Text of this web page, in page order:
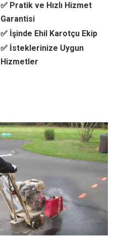
✅ Pratik ve Hızlı Hizmet
Garantisi
✅ İşinde Ehil Karotçu Ekip
✅ İsteklerinize Uygun
Hizmetler